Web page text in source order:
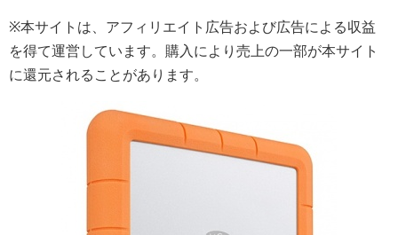
※本サイトは、アフィリエイト広告および広告による収益
を得て運営しています。購入により売上の一部が本サイト
に還元されることがあります。